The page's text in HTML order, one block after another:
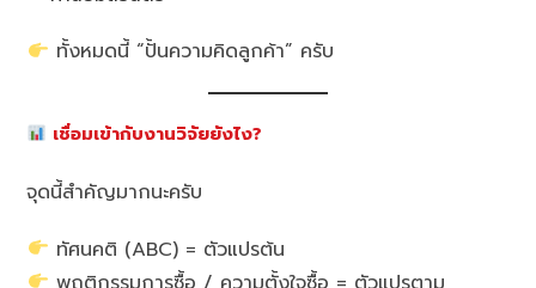
ทั้งหมดนี้ “ปั้นความคิดลูกค้า” ครับ
เชื่อมเข้ากับงานวิจัยยังไง?
จุดนี้สำคัญมากนะครับ
ทัศนคติ (ABC) = ตัวแปรต้น